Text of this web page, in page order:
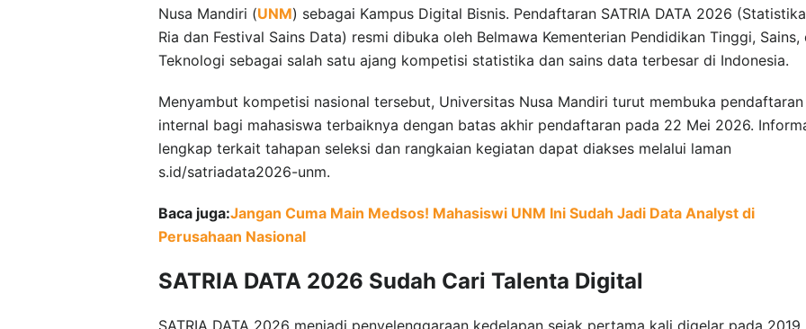
Nusa Mandiri (UNM) sebagai Kampus Digital Bisnis. Pendaftaran SATRIA DATA 2026 (Statistika
Ria dan Festival Sains Data) resmi dibuka oleh Belmawa Kementerian Pendidikan Tinggi, Sains,
Teknologi sebagai salah satu ajang kompetisi statistika dan sains data terbesar di Indonesia.
Menyambut kompetisi nasional tersebut, Universitas Nusa Mandiri turut membuka pendaftaran
internal bagi mahasiswa terbaiknya dengan batas akhir pendaftaran pada 22 Mei 2026.
lengkap terkait tahapan seleksi dan rangkaian kegiatan dapat diakses melalui laman
s.id/satriadata2026-unm.
Baca juga:Jangan Cuma Main Medsos! Mahasiswi UNM Ini Sudah Jadi Data Analyst di
Perusahaan Nasional
SATRIA DATA 2026 Sudah Cari Talenta Digital
SATRIA DATA 2026 menjadi penyelenggaraan kedelapan sejak pertama kali digelar pada 2019